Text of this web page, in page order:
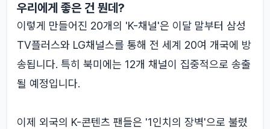
우리에게 좋은 건 뭔데?
이렇게 만들어진 20개의 'K-채널'은 이달 말부터 삼성
TV플러스와 LG채널스를 통해 전 세계 20여 개국에 방
송됩니다. 특히 북미에는 12개 채널이 집중적으로 송출
될 예정입니다.
이제 외국의 K-콘텐츠 팬들은 '1인치의 장벽'으로 불렸